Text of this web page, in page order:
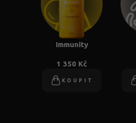
Immunity
1 350 Kč
KOUPIT